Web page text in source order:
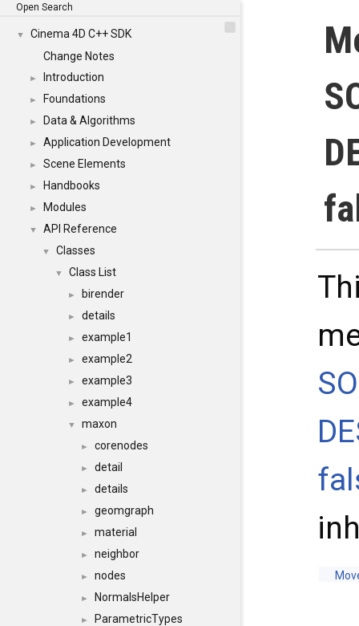
Open Search
▼
Cinema 4D C++ SDK
Change Notes
► Introduction
► Foundations
► Data & Algorithms
► Application Development
► Scene Elements
► Handbooks
► Modules
▼ API Reference
▼ Classes
▼ Class List
► birender
► details
► example1
► example2
► example3
► example4
▼ maxon
► corenodes
► detail
► details
► geomgraph
► material
► neighbor
► nodes
► NormalsHelper
► ParametricTypes